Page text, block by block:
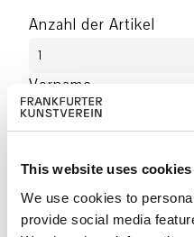
This website uses cookies
We use cookies to
provide social media
Anzahl der Artikel
Vorname
Firma